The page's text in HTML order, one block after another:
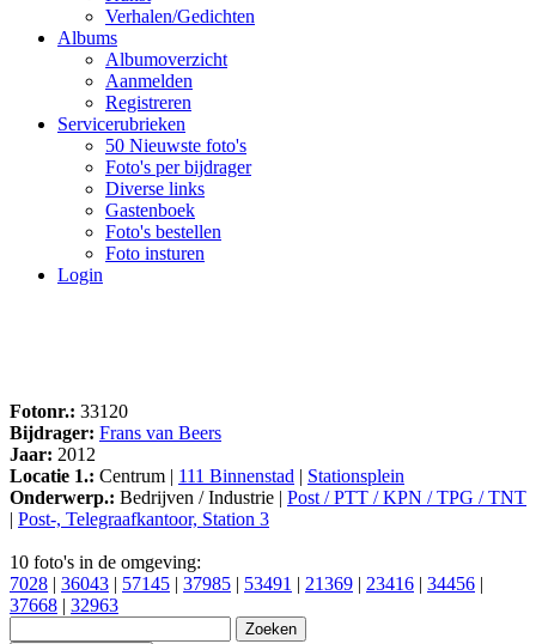
Verhalen/Gedichten
Albums
Albumoverzicht
Aanmelden
Registreren
Servicerubrieken
50 Nieuwste foto's
Foto's per bijdrager
Diverse links
Gastenboek
Foto's bestellen
Foto insturen
Login
Fotonr.: 33120
Bijdrager: Frans van Beers
Jaar: 2012
Locatie 1.: Centrum | 111 Binnenstad | Stationsplein
Onderwerp.: Bedrijven / Industrie | Post / PTT / KPN / TPG / TNT
| Post-, Telegraafkantoor, Station 3
10 foto's in de omgeving:
7028 | 36043 | 57145 | 37985 | 53491 | 21369 | 23416 | 34456 |
37668 | 32963